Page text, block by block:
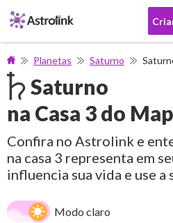
Planetas Saturno
Saturno
na Casa 3 do
Confira no Astrolink e
na casa 3 representa em
influencia sua vida e use a
Modo claro